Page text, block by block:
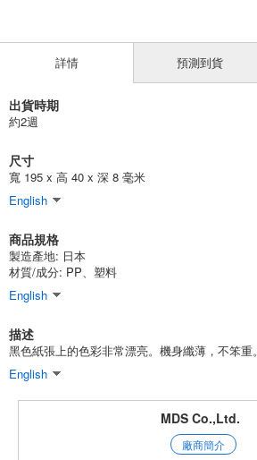
詳情
出貨時期
約2週
尺寸
寬 195 x 高 40 x 深 8 毫米
English
商品規格
製造產地: 日本
材質/成分: PP、塑料
English
描述
黑色紙張上的色彩非常漂亮。機身纖薄，不笨重。
English
預測到貨
MDS Co.,Ltd.
廠商簡介